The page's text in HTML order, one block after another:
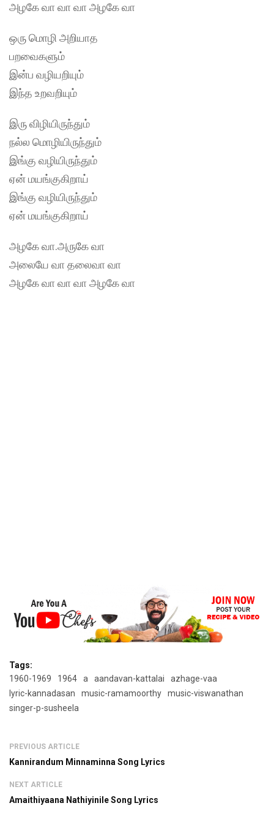
அழகே வா வா வா அழகே வா
ஒரு மொழி அறியாத
பறவைகளும்
இன்ப வழியறியும்
இந்த உறவறியும்
இரு விழியிருந்தும்
நல்ல மொழியிருந்தும்
இங்கு வழியிருந்தும்
ஏன் மயங்குகிறாய்
இங்கு வழியிருந்தும்
ஏன் மயங்குகிறாய்
அழகே வா.அருகே வா
அலையே வா தலைவா வா
அழகே வா வா வா அழகே வா
Tags:
1960-1969
1964 a aandavan-kattalai
azhage-vaa
lyric-kannadasan
music-ramamoorthy
music-viswanathan
singer-p-susheela
PREVIOUS ARTICLE
Kannirandum Minnaminna Song Lyrics
NEXT ARTICLE
Amaithiyaana Nathiyinile Song Lyrics